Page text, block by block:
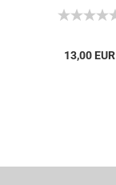
13,00 EUR